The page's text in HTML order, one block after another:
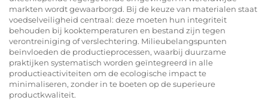
markten wordt gewaarborgd. Bij de keuze van materialen staat
voedselveiligheid centraal: deze moeten hun integriteit
behouden bij kooktemperaturen en bestand zijn tegen
verontreiniging of verslechtering. Milieubelangspunten
beïnvloeden de productieprocessen, waarbij duurzame
praktijken systematisch worden geïntegreerd in alle
productieactiviteiten om de ecologische impact te
minimaliseren, zonder in te boeten op de superieure
productkwaliteit.